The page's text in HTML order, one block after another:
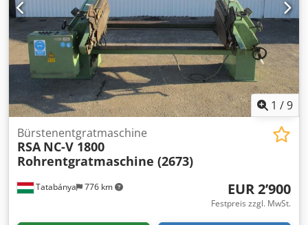
1 /9
Tatabánya 776 km
Bürstenentgratmaschine
RSA NC-V 1800
Rohrentgratmaschine (2673)
EUR 2’900
Festpreis zzgl. MwSt.